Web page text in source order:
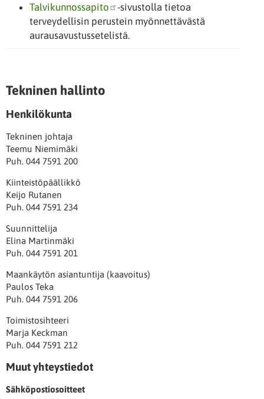
Talvikunnossapito
-sivustolla tietoa
terveydellisin perustein myönnettävästä
aurausavustussetelistä.
Tekninen hallinto
Henkilökunta
Tekninen johtaja
Teemu Niemimäki
Puh. 044 7591 200
Kiinteistöpäällikkö
Keijo Rutanen
Puh. 044 7591 234
Suunnittelija
Elina Martinmäki
Puh. 044 7591 201
Maankäytön asiantuntija (kaavoitus)
Paulos Teka
Puh. 044 7591 206
Toimistosihteeri
Marja Keckman
Puh. 044 7591 212
Muut yhteystiedot
Sähköpostiosoitteet